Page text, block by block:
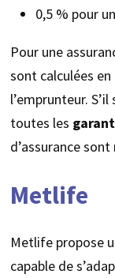
0,5 % pour
Pour une
sont calculées
l’emprunteur.
toutes les
d’assurance
Metlife
Metlife propose
capable de